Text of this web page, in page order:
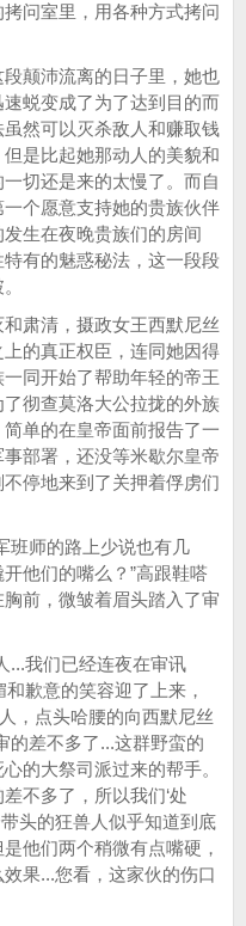
问室里，用各种方式拷问
颠沛流离的日子里，她也
蜕变成了为了达到目的而
然可以灭杀敌人和赚取钱
是比起她那动人的美貌和
切还是来的太慢了。而自
个愿意支持她的贵族伙伴
生在夜晚贵族们的房间
有的魅惑秘法，这一段段
肃清，摄政女王西默尼丝
的真正权臣，连同她因得
同开始了帮助年轻的帝王
彻查莫洛大公拉拢的外族
单的在皇帝面前报告了一
部署，还没等米歇尔皇帝
停地来到了关押着俘虏们
班师的路上少说也有几
他们的嘴么？”高跟鞋嗒
前，微皱着眉头踏入了审
...我们已经连夜在审讯
歉意的笑容迎了上来，
，点头哈腰的向西默尼丝
的差不多了...这群野蛮的
的大祭司派过来的帮手。
不多了，所以我们‘处
头的狂兽人似乎知道到底
他们两个稍微有点嘴硬，
果...您看，这家伙的伤口